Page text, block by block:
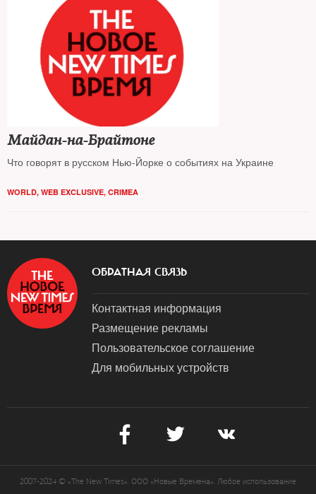
Майдан-на-Брайтоне
Что говорят в русском Нью-Йорке о событиях на Украине
WORLD, WEB EXCLUSIVE, CRIMEA
ОБРАТНАЯ СВЯЗЬ
Контактная информация
Размещение рекламы
Пользовательское соглашение
Для мобильных устройств
2007-2024 © «The New Times». ООО «Новые Времена». Любое использование